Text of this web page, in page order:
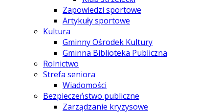
Zapowiedzi sportowe
Artykuły sportowe
Kultura
Gminny Ośrodek Kultury
Gminna Biblioteka Publiczna
Rolnictwo
Strefa seniora
Wiadomości
Bezpieczeństwo publiczne
Zarządzanie kryzysowe